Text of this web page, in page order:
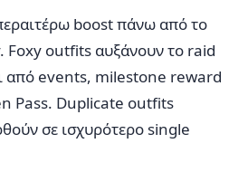
boost πάνω από το
Foxy outfits αυξάνουν το raid
από events, milestone reward
Pass. Duplicate outfits
σε ισχυρότερο single